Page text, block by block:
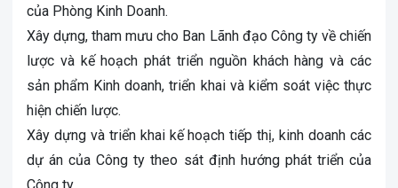
của Phòng Kinh Doanh.
Xây dựng, tham mưu cho Ban Lãnh đạo Công ty về chiến
lược và kế hoạch phát triển nguồn khách hàng và các
sản phẩm Kinh doanh, triển khai và kiểm soát việc thực
hiện chiến lược.
Xây dựng và triển khai kế hoạch tiếp thị, kinh doanh các
dự án của Công ty theo sát định hướng phát triển của